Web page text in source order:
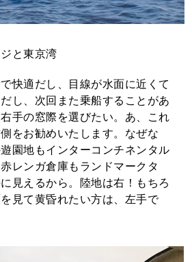
と東京湾
快適だし、目線が水面に近くて
し、次回また乗船することがあ
手の窓際を選びたい。あ、これ
をお勧めいたします。なぜな
園地もインターコンチネンタル
レンガ倉庫もランドマークタ
見えるから。陸地は右！もちろ
見て黄昏れたい方は、左手で